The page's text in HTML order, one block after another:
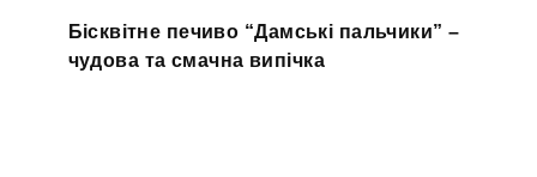
Бісквітне печиво “Дамські пальчики” –
чудова та смачна випічка